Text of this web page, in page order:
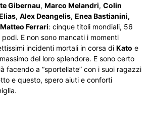
Gibernau, Marco Melandri, Colin
, Alex Deangelis, Enea Bastianini,
Matteo Ferrari: cinque titoli mondiali, 56
E non sono mancati i momenti
incidenti mortali in corsa di Kato e
del loro splendore. E sono certo
facendo a “sportellate” con i suoi ragazzi
e questo, spero aiuti e conforti